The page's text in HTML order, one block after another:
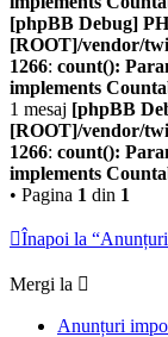
[phpBB Debug]
[ROOT]/vendor/
1266: count():
implements
1 mesaj [phpBB
[ROOT]/vendor/
1266: count():
implements
• Pagina 1 din 1
Înapoi la
Mergi la
Anunțuri